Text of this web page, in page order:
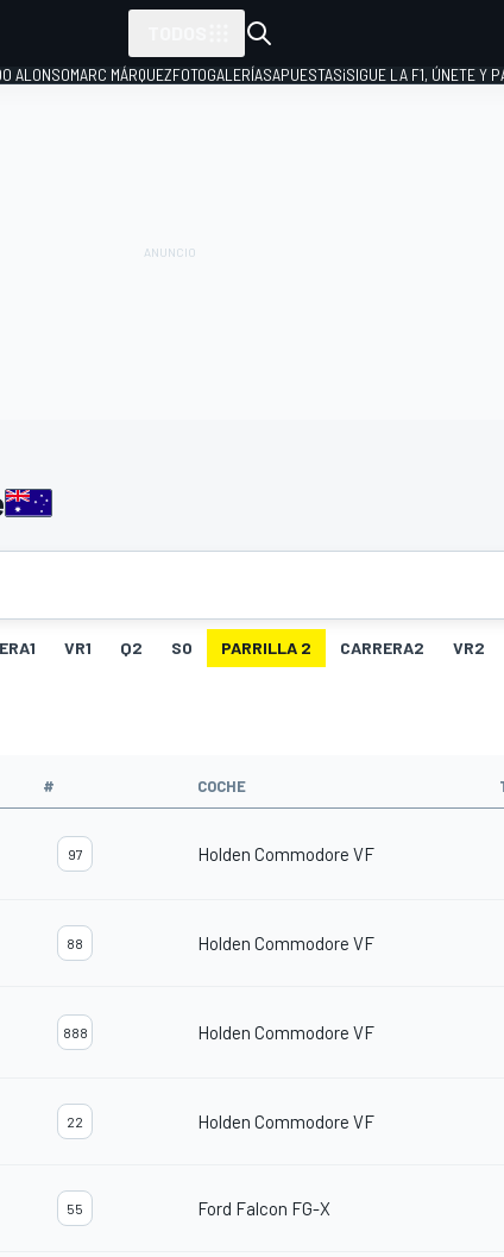
ALONSOMARC MÁRQUEZFOTOGALERÍASAPUESTAS¡SIGUE LA F1, ÚNETE Y
VR1 Q2 SO PARRILLA 2 CARRERA2 VR2
# COCHE
97 Holden Commodore VF
88 Holden Commodore VF
888 Holden Commodore VF
22 Holden Commodore VF
55 Ford Falcon FG-X